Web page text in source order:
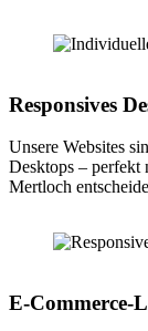
Responsives
Unsere Websites
Desktops – perfekt
Mertloch
E-Commerce-